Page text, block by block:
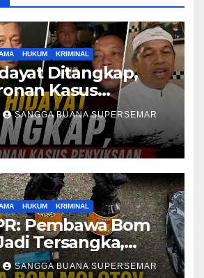
HUKUM KRIMINAL
Ditangkap,
Kasus
SANGGA BUANA SUPERSEMAR
HUKUM KRIMINAL
Pembawa Bom
Tersangka,
SANGGA BUANA SUPERSEMAR